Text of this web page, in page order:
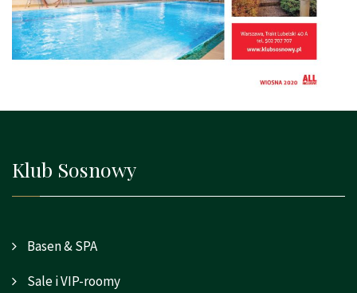
Klub Sosnowy
Basen & SPA
Sale i VIP-roomy